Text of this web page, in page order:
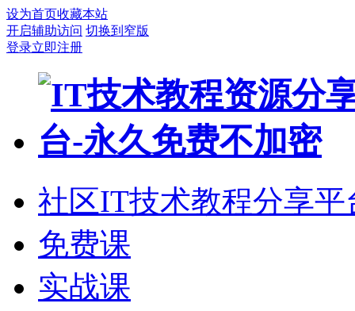
设为首页收藏本站
开启辅助访问 切换到窄版
登录立即注册
社区IT技术教程分享平
免费课
实战课